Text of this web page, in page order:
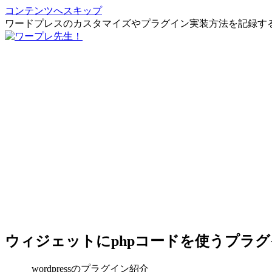
コンテンツへスキップ
ワードプレスのカスタマイズやプラグイン実装方法を記録す
ウィジェットにphpコードを使うプラ
wordpressのプラグイン紹介